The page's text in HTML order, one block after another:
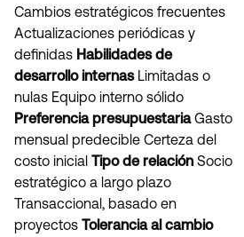
Cambios estratégicos frecuentes
Actualizaciones periódicas y
definidas Habilidades de
desarrollo internasLimitadas o
nulas Equipo interno sólido
Preferencia presupuestariaGasto
mensual predecible Certeza del
costo inicial Tipo de relaciónSocio
estratégico a largo plazo
Transaccional, basado en
proyectos Tolerancia al cambio